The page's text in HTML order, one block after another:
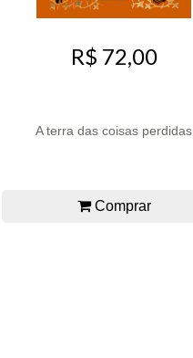
R$ 72,00
A terra das coisas perdidas
Comprar